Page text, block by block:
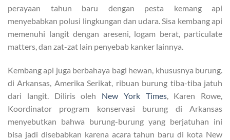
perayaan tahun baru dengan pesta kemang api
menyebabkan polusi lingkungan dan udara. Sisa kembang api
memenuhi langit dengan areseni, logam berat, particulate
matters, dan zat-zat lain penyebab kanker lainnya.
Kembang api juga berbahaya bagi hewan, khususnya burung.
di Arkansas, Amerika Serikat, ribuan burung tiba-tiba jatuh
dari langit. Diliris oleh New York Times, Karen Rowe,
Koordinator program konservasi burung di Arkansas
menyebutkan bahwa burung-burung yang berjatuhan ini
bisa jadi disebabkan karena acara tahun baru di kota New